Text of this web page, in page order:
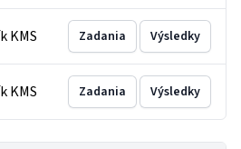
KMS Zadania Výsledky
KMS Zadania Výsledky